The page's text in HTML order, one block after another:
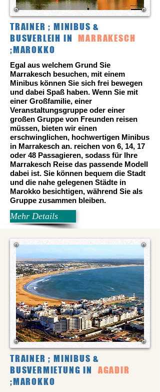
TRAINER ; MINIBUS &
BUSVERLEIH IN
MARRAKESCH
;MAROKKO
Egal aus welchem Grund Sie
Marrakesch besuchen, mit einem
Minibus können Sie sich frei bewegen
und dabei Spaß haben. Wenn Sie mit
einer Großfamilie, einer
Veranstaltungsgruppe oder einer
großen Gruppe von Freunden reisen
müssen, bieten wir einen
erschwinglichen, hochwertigen Minibus
in Marrakesch an. reichen von 6, 14, 17
oder 48 Passagieren, sodass für Ihre
Marrakesch Reise das passende Modell
dabei ist. Sie können bequem die Stadt
und die nahe gelegenen Städte in
Marokko besichtigen, während Sie als
Gruppe zusammen bleiben.
Mehr Details
TRAINER ; MINIBUS &
BUSVERMIETUNG IN
AGADIR
;MAROKKO